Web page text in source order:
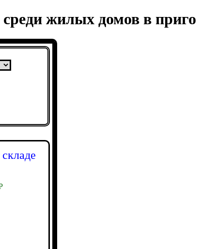
среди жилых домов в приго